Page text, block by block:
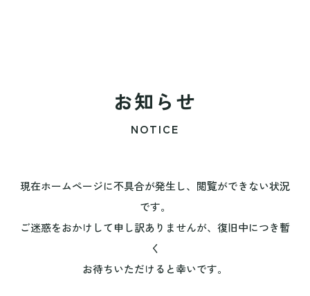
お知らせ
NOTICE
現在ホームページに不具合が発生し、閲覧ができない状況
です。
ご迷惑をおかけして申し訳ありませんが、復旧中につき暫
く
お待ちいただけると幸いです。